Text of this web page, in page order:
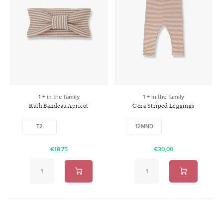
1 + in the family
Ruth Bandeau Apricot
T2
€18,75
1 + in the family
Cora Striped Leggings
12MND
€30,00